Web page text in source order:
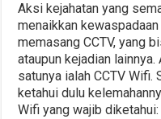
Aksi kejahatan yang
menaikkan
memasang CCTV, yang
ataupun kejadian lainnya.
satunya ialah CCTV Wifi.
ketahui dulu
Wifi yang wajib